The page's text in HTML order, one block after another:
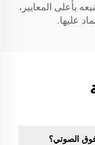
بأعلى المعايير،
عليها.
الصوتي؟